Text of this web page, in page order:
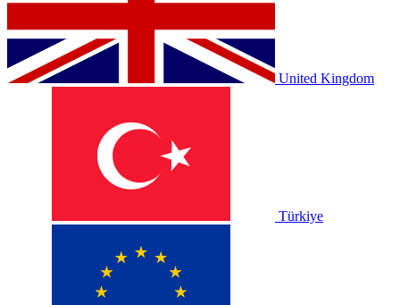
United Kingdom
Türkiye